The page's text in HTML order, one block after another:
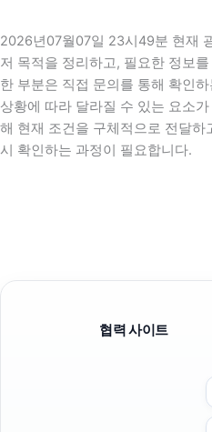
2026년07월07일 23시49분 현재
저 목적을 정리하고, 필요한 정보
한 부분은 직접 문의를 통해 확인
상황에 따라 달라질 수 있는 요소
해 현재 조건을 구체적으로 전달
시 확인하는 과정이 필요합니다.
협력 사이트